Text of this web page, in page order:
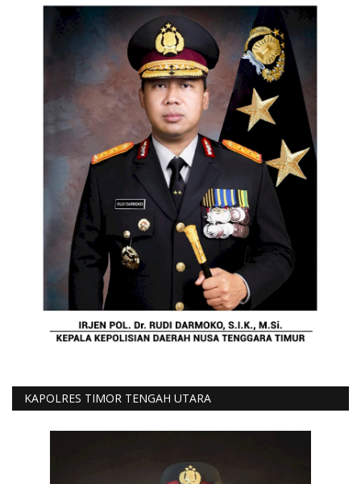
KAPOLRES TIMOR TENGAH UTARA